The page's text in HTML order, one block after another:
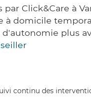
Click&Care à
domicile
plus